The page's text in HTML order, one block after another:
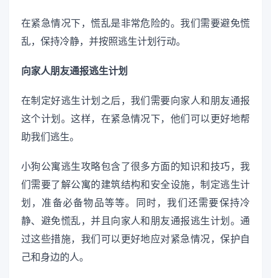
在紧急情况下，慌乱是非常危险的。我们需要避免慌
乱，保持冷静，并按照逃生计划行动。
向家人朋友通报逃生计划
在制定好逃生计划之后，我们需要向家人和朋友通报
这个计划。这样，在紧急情况下，他们可以更好地帮
助我们逃生。
小狗公寓逃生攻略包含了很多方面的知识和技巧，我
们需要了解公寓的建筑结构和安全设施，制定逃生计
划，准备必备物品等等。同时，我们还需要保持冷
静、避免慌乱，并且向家人和朋友通报逃生计划。通
过这些措施，我们可以更好地应对紧急情况，保护自
己和身边的人。